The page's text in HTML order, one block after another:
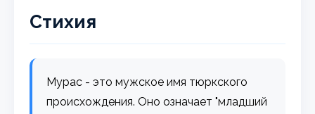
Стихия
Мурас - это мужское имя тюркского
происхождения. Оно означает "младший